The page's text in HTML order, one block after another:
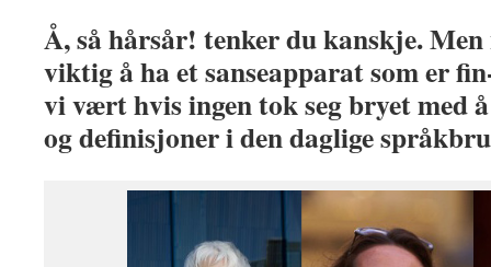
Å, så hårsår! tenker du kanskje. Men
viktig å ha et sanseapparat som er
vi vært hvis ingen tok seg bryet med
og definisjoner i den daglige